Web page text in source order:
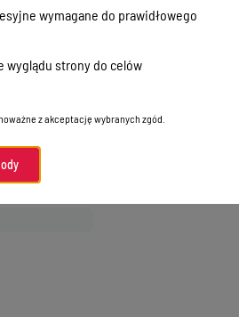
wymagane do prawidłowego
wyglądu strony do celów
z akceptację wybranych zgód.